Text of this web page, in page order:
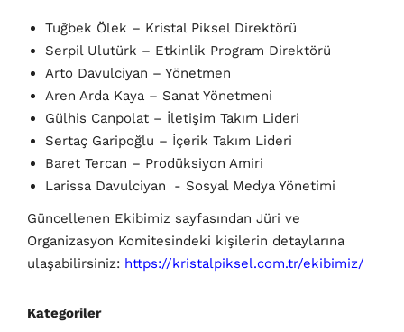
Tuğbek Ölek – Kristal Piksel Direktörü
Serpil Ulutürk – Etkinlik Program Direktörü
Arto Davulciyan – Yönetmen
Aren Arda Kaya – Sanat Yönetmeni
Gülhis Canpolat – İletişim Takım Lideri
Sertaç Garipoğlu – İçerik Takım Lideri
Baret Tercan – Prodüksiyon Amiri
Larissa Davulciyan - Sosyal Medya Yönetimi
Güncellenen Ekibimiz sayfasından Jüri ve
Organizasyon Komitesindeki kişilerin detaylarına
ulaşabilirsiniz: https://kristalpiksel.com.tr/ekibimiz/
Kategoriler